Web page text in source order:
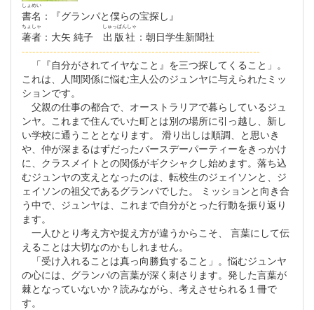
書名
しょめい
：『グランパと僕らの宝探し』
著者
ちょしゃ
：大矢 純子 出版社
しゅっぱんしゃ
：朝日学生新聞社
--------------------------------------------------------------------
「『自分がされてイヤなこと』を三つ探してくること」。
これは、人間関係に悩む主人公のジュンヤに与えられたミッ
ションです。
父親の仕事の都合で、オーストラリアで暮らしているジュ
ンヤ。これまで住んでいた町とは別の場所に引っ越し、新し
い学校に通うこととなります。 滑り出しは順調、と思いき
や、仲が深まるはずだったバースデーパーティーをきっかけ
に、クラスメイトとの関係がギクシャクし始めます。落ち込
むジュンヤの支えとなったのは、転校生のジェイソンと、ジ
ェイソンの祖父であるグランパでした。 ミッションと向き合
う中で、ジュンヤは、これまで自分がとった行動を振り返り
ます。
一人ひとり考え方や捉え方が違うからこそ、 言葉にして伝
えることは大切なのかもしれません。
「受け入れることは真っ向勝負すること」。悩むジュンヤ
の心には、グランパの言葉が深く刺さります。発した言葉が
棘となっていないか？読みながら、考えさせられる１冊で
す。